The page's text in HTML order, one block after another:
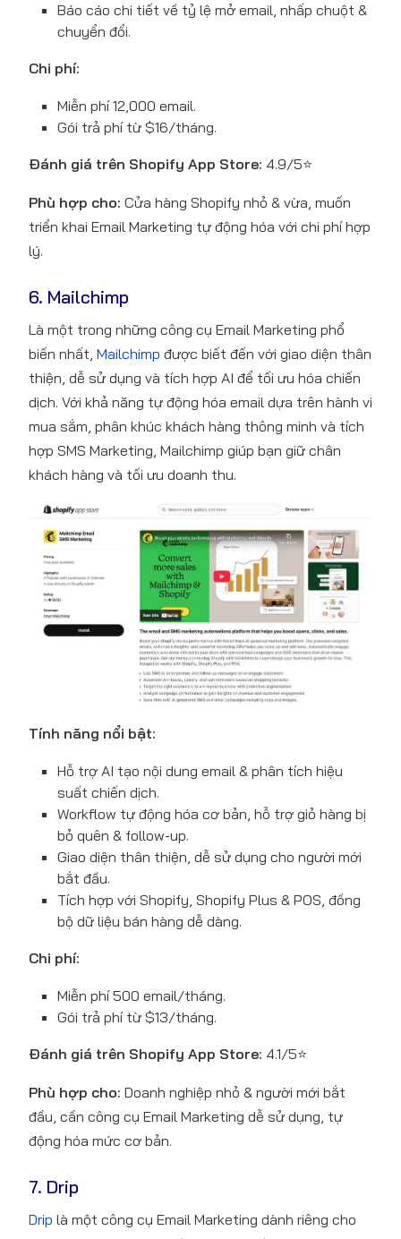
Báo cáo chi tiết về tỷ lệ mở email, nhấp chuột &
chuyển đổi.
Chi phí:
Miễn phí 12,000 email.
Gói trả phí từ $16/tháng.
Đánh giá trên Shopify App Store: 4.9/5⭐
Phù hợp cho: Cửa hàng Shopify nhỏ & vừa, muốn
triển khai Email Marketing tự động hóa với chi phí hợp
lý.
6. Mailchimp
Là một trong những công cụ Email Marketing phổ
biến nhất, Mailchimp được biết đến với giao diện thân
thiện, dễ sử dụng và tích hợp AI để tối ưu hóa chiến
dịch. Với khả năng tự động hóa email dựa trên hành vi
mua sắm, phân khúc khách hàng thông minh và tích
hợp SMS Marketing, Mailchimp giúp bạn giữ chân
khách hàng và tối ưu doanh thu.
Tính năng nổi bật:
Hỗ trợ AI tạo nội dung email & phân tích hiệu
suất chiến dịch.
Workflow tự động hóa cơ bản, hỗ trợ giỏ hàng bị
bỏ quên & follow-up.
Giao diện thân thiện, dễ sử dụng cho người mới
bắt đầu.
Tích hợp với Shopify, Shopify Plus & POS, đồng
bộ dữ liệu bán hàng dễ dàng.
Chi phí:
Miễn phí 500 email/tháng.
Gói trả phí từ $13/tháng.
Đánh giá trên Shopify App Store: 4.1/5⭐
Phù hợp cho: Doanh nghiệp nhỏ & người mới bắt
đầu, cần công cụ Email Marketing dễ sử dụng, tự
động hóa mức cơ bản.
7. Drip
Drip là một công cụ Email Marketing dành riêng cho